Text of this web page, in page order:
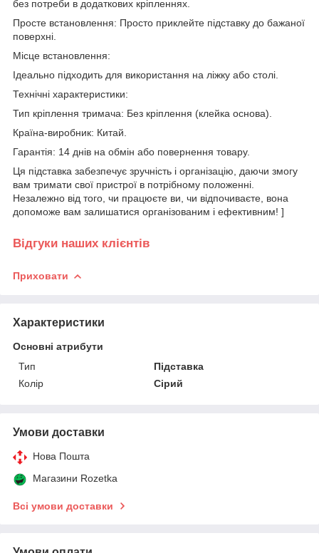
без потреби в додаткових кріпленнях.
Просте встановлення: Просто приклейте підставку до бажаної
поверхні.
Місце встановлення:
Ідеально підходить для використання на ліжку або столі.
Технічні характеристики:
Тип кріплення тримача: Без кріплення (клейка основа).
Країна-виробник: Китай.
Гарантія: 14 днів на обмін або повернення товару.
Ця підставка забезпечує зручність і організацію, даючи змогу
вам тримати свої пристрої в потрібному положенні.
Незалежно від того, чи працюєте ви, чи відпочиваєте, вона
допоможе вам залишатися організованим і ефективним! ]
Відгуки наших клієнтів
Приховати
Характеристики
Основні атрибути
Тип
Підставка
Колір
Сірий
Умови доставки
Нова Пошта
Магазини Rozetka
Всі умови доставки